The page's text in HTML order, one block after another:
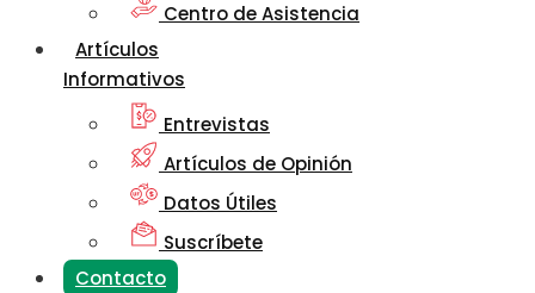
Centro de Asistencia
Artículos
Informativos
Entrevistas
Artículos de Opinión
Datos Útiles
Suscríbete
Contacto